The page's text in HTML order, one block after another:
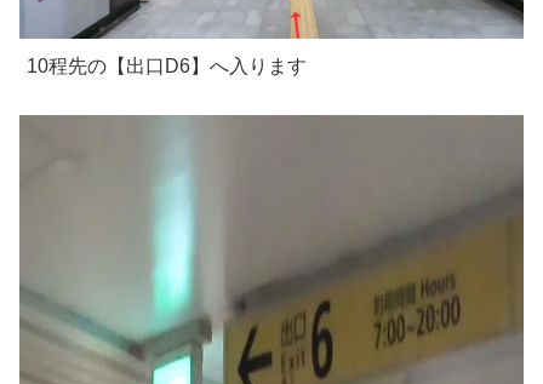
10程先の【出口D6】へ入ります